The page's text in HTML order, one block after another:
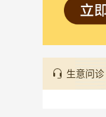
生意问诊